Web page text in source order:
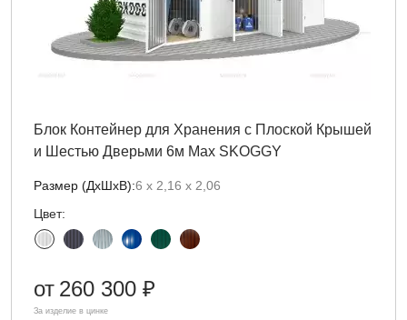
Блок Контейнер для Хранения с Плоской Крышей
и Шестью Дверьми 6м Max SKOGGY
Размер (ДxШxВ):6 х 2,16 х 2,06
Цвет:
от 260 300 ₽
За изделие в цинке